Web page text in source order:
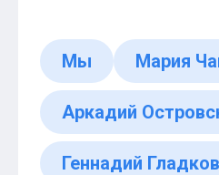
Мы Мария
Аркадий
Геннадий Гладков